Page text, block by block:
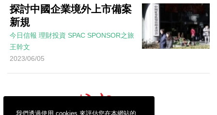
我們透過使用 cookies 來評估您在本網站的
探討中國企業境外上市備案
新規
今日信報 理財投資 SPAC SPONSOR之旅
王幹文
2023/06/05